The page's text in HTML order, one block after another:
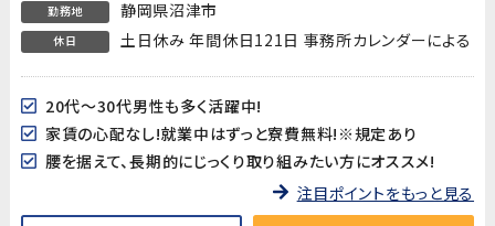
勤務地 静岡県沼津市
休日 土日休み 年間休日121日 事務所カレンダーによる
20代～30代男性も多く活躍中!
家賃の心配なし!就業中はずっと寮費無料!※規定あり
腰を据えて、長期的にじっくり取り組みたい方にオススメ!
注目ポイントをもっと見る